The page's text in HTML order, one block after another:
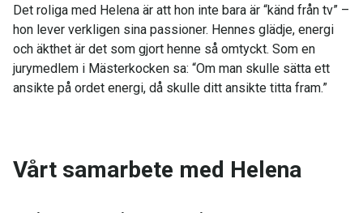
Det roliga med Helena är att hon inte bara är “känd från tv” –
hon lever verkligen sina passioner. Hennes glädje, energi
och äkthet är det som gjort henne så omtyckt. Som en
jurymedlem i Mästerkocken sa: “Om man skulle sätta ett
ansikte på ordet energi, då skulle ditt ansikte titta fram.”
Vårt samarbete med Helena